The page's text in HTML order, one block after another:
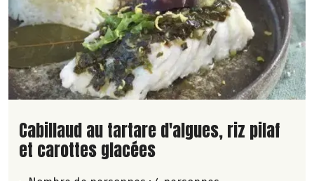
Lire la suite de la recette
Cabillaud au tartare d'algues, riz pilaf
et carottes glacées